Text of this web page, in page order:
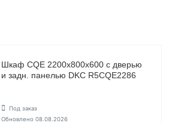
Шкаф CQE 2200х800х600 с дверью
и задн. панелью DKC R5CQE2286
Под заказ
Обновлено 08.08.2026